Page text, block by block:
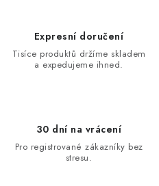
Expresní doručení
Tisíce produktů držíme skladem
a expedujeme ihned.
30 dní na vrácení
Pro registrované zákazníky bez
stresu.